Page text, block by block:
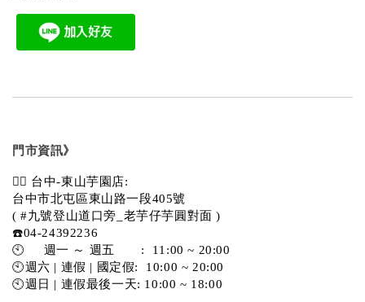
門市資訊》
💁‍♀️ 台中-東山芋園店:
台中市北屯區東山路一段405號
( #九號登山道口旁_老芋仔芋圓對面 )
☎️04-24392236
🕙     週一 ～ 週五       :  11:00 ~ 20:00
🕙週六 | 連假 | 國定假:  10:00 ~ 20:00
🕙週日 | 連假最後一天: 10:00 ~ 18:00